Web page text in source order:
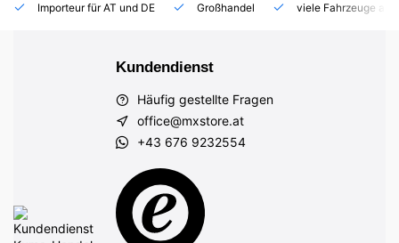
Importeur für AT und DE Großhandel viele Fahrzeuge auf
Kundendienst
Häufig gestellte Fragen
office@mxstore.at
+43 676 9232554